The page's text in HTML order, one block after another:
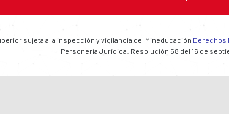
sujeta a la inspección y vigilancia del Mineducación Derechos
Personería Jurídica: Resolución 58 del 16 de